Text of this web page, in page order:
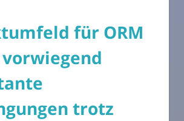
für ORM
trotz